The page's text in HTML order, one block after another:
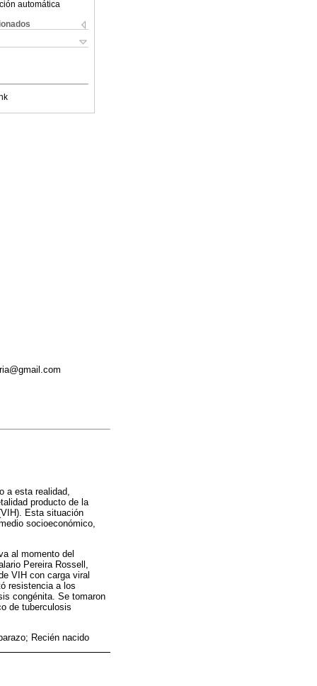
automática
a esta realidad,
producto de la
Esta situación
socioeconómico,
al momento del
Pereira Rossell,
VIH con carga viral
resistencia a los
congénita. Se tomaron
de tuberculosis
Recién nacido